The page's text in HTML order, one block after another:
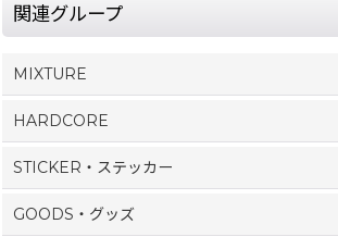
関連グループ
MIXTURE
HARDCORE
STICKER・ステッカー
GOODS・グッズ